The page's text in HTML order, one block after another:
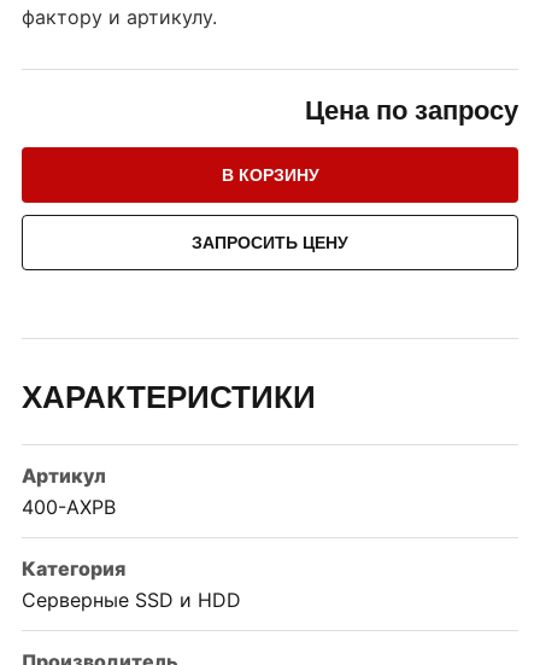
фактору и артикулу.
Цена по запросу
В КОРЗИНУ
ЗАПРОСИТЬ ЦЕНУ
ХАРАКТЕРИСТИКИ
Артикул
400-AXPB
Категория
Серверные SSD и HDD